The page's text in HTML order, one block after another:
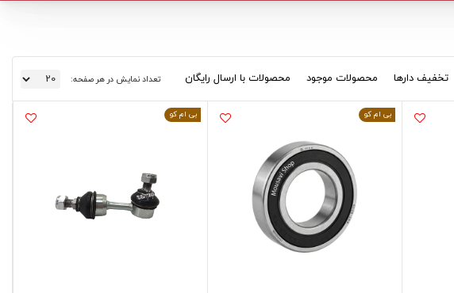
تخفیف دارها محصولات موجود محصولات با ارسال رایگان تعداد نمایش در هر صفحه:
بی ام کو بی ام کو